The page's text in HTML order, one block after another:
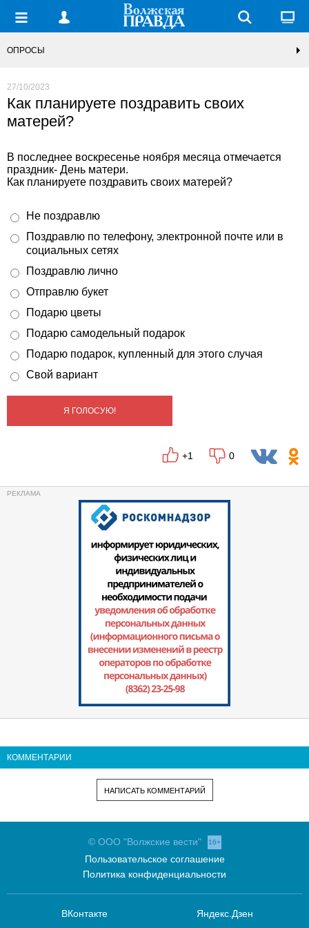
ОПРОСЫ
27/10/2023
Как планируете поздравить своих
матерей?
В последнее воскресенье ноября месяца отмечается
праздник- День матери.
Как планируете поздравить своих матерей?
Не поздравлю
Поздравлю по телефону, электронной почте или в
социальных сетях
Поздравлю лично
Отправлю букет
Подарю цветы
Подарю самодельный подарок
Подарю подарок, купленный для этого случая
Свой вариант
Я ГОЛОСУЮ!
+1 0
КОММЕНТАРИИ
НАПИСАТЬ КОММЕНТАРИЙ
© ООО "Волжские вести" 16+
Пользовательское соглашение
Политика конфиденциальности
ВКонтакте
Яндекс.Дзен